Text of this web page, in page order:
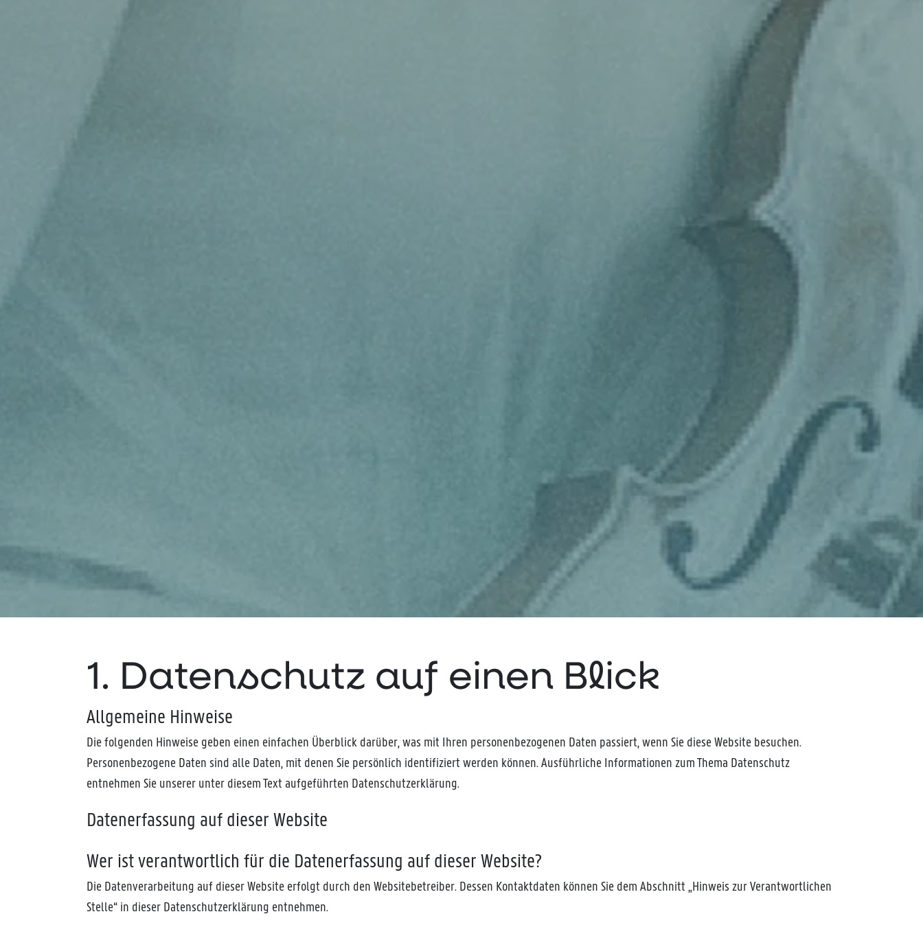
1. Datenschutz auf einen Blick
Allgemeine Hinweise
Die folgenden Hinweise geben einen einfachen Überblick darüber, was mit Ihren personenbezogenen Daten passiert, wenn Sie diese Website besuchen.
Personenbezogene Daten sind alle Daten, mit denen Sie persönlich identifiziert werden können. Ausführliche Informationen zum Thema Datenschutz
entnehmen Sie unserer unter diesem Text aufgeführten Datenschutzerklärung.
Datenerfassung auf dieser Website
Wer ist verantwortlich für die Datenerfassung auf dieser Website?
Die Datenverarbeitung auf dieser Website erfolgt durch den Websitebetreiber. Dessen Kontaktdaten können Sie dem Abschnitt „Hinweis zur Verantwortlichen
Stelle“ in dieser Datenschutzerklärung entnehmen.